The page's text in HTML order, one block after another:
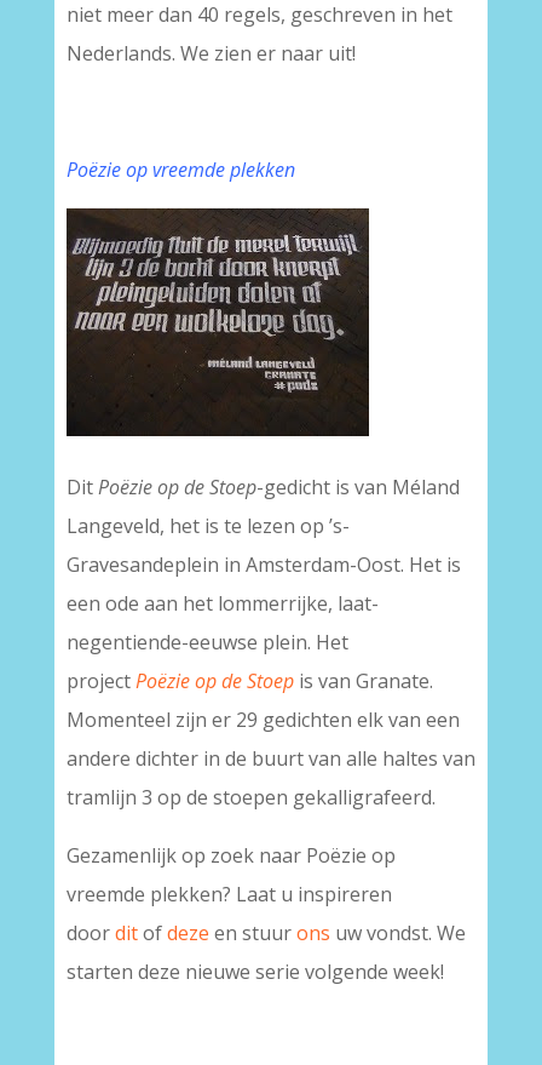
niet meer dan 40 regels, geschreven in het
Nederlands. We zien er naar uit!
Poëzie op vreemde plekken
DitPoëzie op de Stoep-gedicht is van Méland
Langeveld, het is te lezen op ’s-
Gravesandeplein in Amsterdam-Oost. Het is
een ode aan het lommerrijke, laat-
negentiende-eeuwse plein. Het
projectPoëzie op de Stoepis van Granate.
Momenteel zijn er 29 gedichten elk van een
andere dichter in de buurt van alle haltes van
tramlijn 3 op de stoepen gekalligrafeerd.
Gezamenlijk op zoek naar Poëzie op
vreemde plekken? Laat u inspireren
doorditofdeze en stuurons uw vondst. We
starten deze nieuwe serie volgende week!